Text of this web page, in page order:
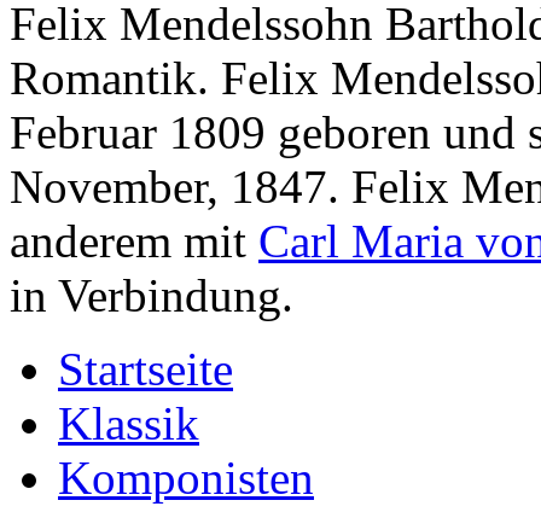
Felix Mendelssohn
Romantik. Felix
Februar 1809 geboren und
November, 1847. Felix
anderem mit Carl Maria
in Verbindung.
Startseite
Klassik
Komponisten